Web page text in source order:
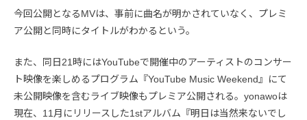
今回公開となるMVは、事前に曲名が明かされていなく、プレミ
ア公開と同時にタイトルがわかるという。
また、同日21時にはYouTubeで開催中のアーティストのコンサー
ト映像を楽しめるプログラム『YouTube Music Weekend』にて
未公開映像を含むライブ映像もプレミア公開される。yonawoは
現在、11月にリリースした1stアルバム『明日は当然来ないでし